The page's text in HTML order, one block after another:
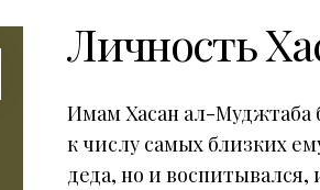
Личность
Имам Хасан ал-Муджтаба
к числу самых близких
деда, но и